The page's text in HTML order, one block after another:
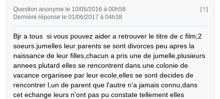
Question anonyme le 10/05/2016 à 00h58
Dernière réponse le 01/06/2017 à 04h38
[ ! ]
Bjr a tous  si vous pouvez aider a retrouver le titre de c film;2
soeurs jumelles leur parents se sont divorces peu apres la
naissance de leur filles,chacun a pris une de jumelle,plusieurs
annees plutard elles se rencontrent dans une colonie de
vacance organisee par leur ecole,elles se sont decides de
rencontrer l,un de parent que l'autre n'a jamais connu,dans
cet echange leurs n'ont pas pu constate tellement elles